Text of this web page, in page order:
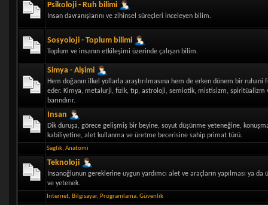
Psikoloji - Ruh bilimi
Insan davranışlarını ve zihinsel süreçleri inceleyen bilim.
Sosyoloji - Toplum bilimi
Toplum ve insanın etkileşimi üzerinde çalışan bilim.
Simya - Alşimi
Hem doğanın ilkel yollarla araştırılmasına hem de erken dönem bir
eder. Kimya, metalurji, fizik, tıp, astroloji, semiotik, mistisizm, spiritüalizm
barındırır.
Insan
Dik duruşa, görece gelişmiş bir beyine, soyut düşünme yeteneğine,
kabiliyetine, alet kullanma ve üretme becerisine sahip primat türü.
Saglik, Anatomi
Teknoloji
İnsanoğlunun gereklerine uygun yardımcı alet ve araçların yapılması ya
ve yetenek.
Internet, Bilgisayar, Programlama, Güvenlik